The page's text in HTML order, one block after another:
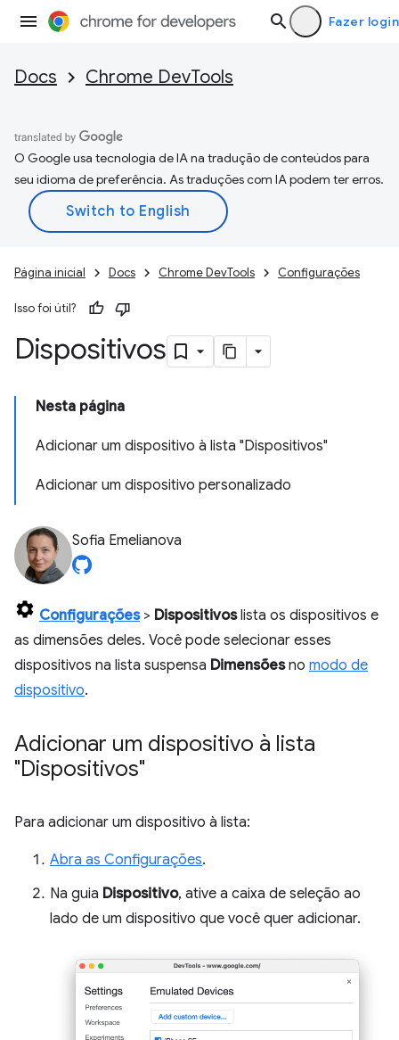
Fazer login
Docs Chrome DevTools
O Google usa tecnologia de IA na tradução de conteúdos para
seu idioma de preferência. As traduções com IA podem ter erros.
Página inicial Docs Chrome DevTools Configurações
Isso foi útil?
Dispositivos
Nesta página
Adicionar um dispositivo à lista "Dispositivos"
Adicionar um dispositivo personalizado
Sofia Emelianova
Configurações> Dispositivoslista os dispositivos e
as dimensões deles. Você pode selecionar esses
dispositivos na lista suspensa Dimensõesno modo de
dispositivo.
Adicionar um dispositivo à lista
"Dispositivos"
Para adicionar um dispositivo à lista:
Abra as Configurações.
Na guia Dispositivo, ative a caixa de seleção ao
lado de um dispositivo que você quer adicionar.